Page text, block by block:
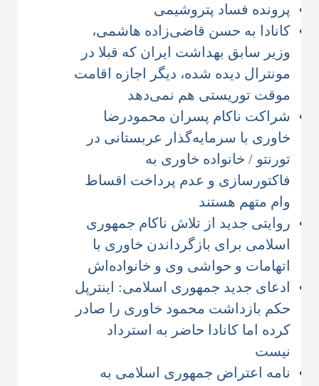
پرونده فساد پتروشیمی
کانادا به حسن قاضی‌زاده هاشمی،
وزیر سابق بهداشت ایران که قبلا در
مونترال دیده شده، دیگر اجازه اقامت
موقت توریستی هم نمی‌دهد
شراکت ناکام پسران محمودرضا
خاوری با سرمایه‌گذار عربستانی در
تورنتو / خانواده خاوری به
فاکتورسازی و عدم پرداخت اقساط
وام متهم هستند
روایتی جدید از تلاش ناکام جمهوری
اسلامی برای بازگرداندن خاوری با
اتهامات و حواشی وی و خانواده‌اش
ادعای جدید جمهوری اسلامی: اینترپل
حکم بازداشت محمود خاوری را صادر
کرده اما کانادا حاضر به استرداد
نیست
نامه اعتراض جمهوری اسلامی به